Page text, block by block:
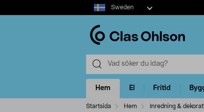
Select
market
Sweden
Hem El Fritid
Startsida Hem Inredning &